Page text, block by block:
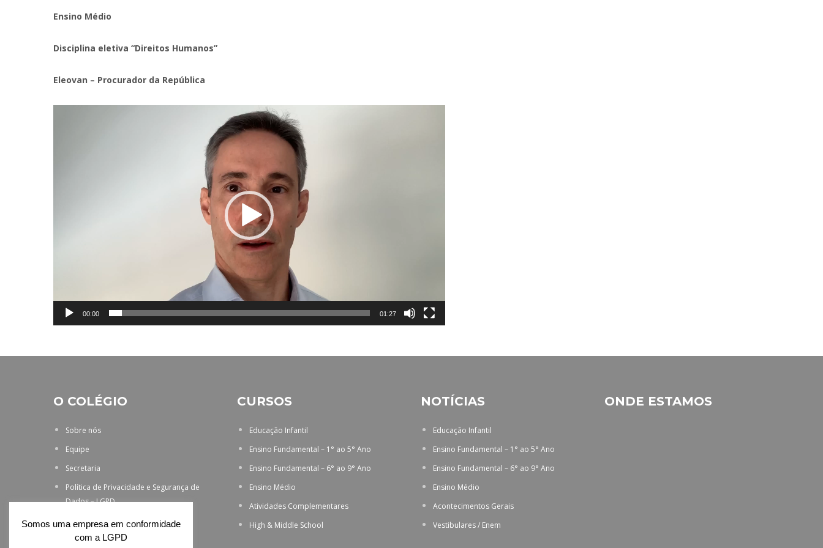
Ensino Médio
Disciplina eletiva “Direitos Humanos”
Eleovan – Procurador da República
00:00 01:27
O COLÉGIO
Sobre nós
Equipe
Secretaria
Política de Privacidade e Segurança de
Dados – LGPD
CURSOS
Educação Infantil
Ensino Fundamental – 1° ao 5° Ano
Ensino Fundamental – 6° ao 9° Ano
Ensino Médio
Atividades Complementares
High & Middle School
NOTÍCIAS
Educação Infantil
Ensino Fundamental – 1° ao 5° Ano
Ensino Fundamental – 6° ao 9° Ano
Ensino Médio
Acontecimentos Gerais
Vestibulares / Enem
ONDE ESTAMOS
Somos uma empresa em conformidade
com a LGPD